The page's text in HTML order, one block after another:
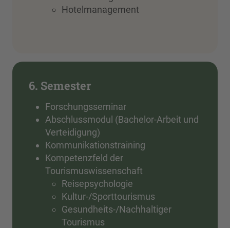
Hotelmanagement
6. Semester
Forschungsseminar
Abschlussmodul (Bachelor-Arbeit und
Verteidigung)
Kommunikationstraining
Kompetenzfeld der
Tourismuswissenschaft
Reisepsychologie
Kultur-/Sporttourismus
Gesundheits-/Nachhaltiger
Tourismus